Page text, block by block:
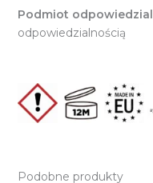
Podmiot
odpowiedzialnością
Podobne produkty